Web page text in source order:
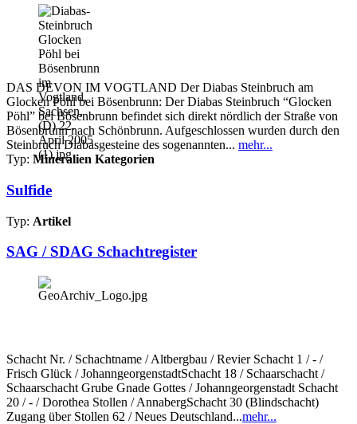
DAS DEVON IM VOGTLAND Der Diabas Steinbruch am
Glocken Pöhl bei Bösenbrunn: Der Diabas Steinbruch “Glocken
Pöhl” bei Bösenbrunn befindet sich direkt nördlich der Straße von
Bösenbrunn nach Schönbrunn. Aufgeschlossen wurden durch den
Steinbruch Diabasgesteine des sogenannten... mehr...
Typ: Mineralien Kategorien
Sulfide
Typ: Artikel
SAG / SDAG Schachtregister
Schacht Nr. / Schachtname / Altbergbau / Revier Schacht 1 / - /
Frisch Glück / JohanngeorgenstadtSchacht 18 / Schaarschacht /
Schaarschacht Grube Gnade Gottes / Johanngeorgenstadt Schacht
20 / - / Dorothea Stollen / AnnabergSchacht 30 (Blindschacht)
Zugang über Stollen 62 / Neues Deutschland...mehr...